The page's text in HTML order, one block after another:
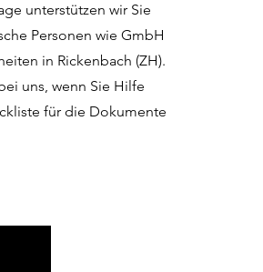
unterstützen wir Sie
Personen wie GmbH
in Rickenbach (ZH).
uns, wenn Sie Hilfe
für die Dokumente